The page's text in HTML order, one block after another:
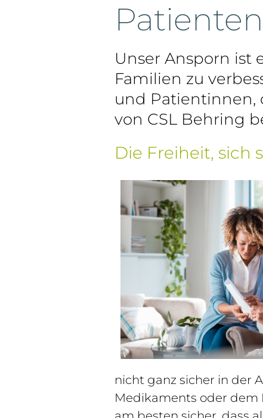
Unser Ansporn ist
Familien zu
und Patientinnen,
von CSL Behring
Die Freiheit, sich
nicht ganz sicher in der
Medikaments oder dem